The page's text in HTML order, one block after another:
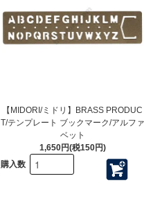
【MIDORI/ミドリ】BRASS PRODUC
T/テンプレート ブックマーク/アルファ
ベット
1,650円(税150円)
購入数